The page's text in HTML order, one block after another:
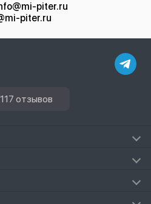
piter.ru
piter.ru
отзывов